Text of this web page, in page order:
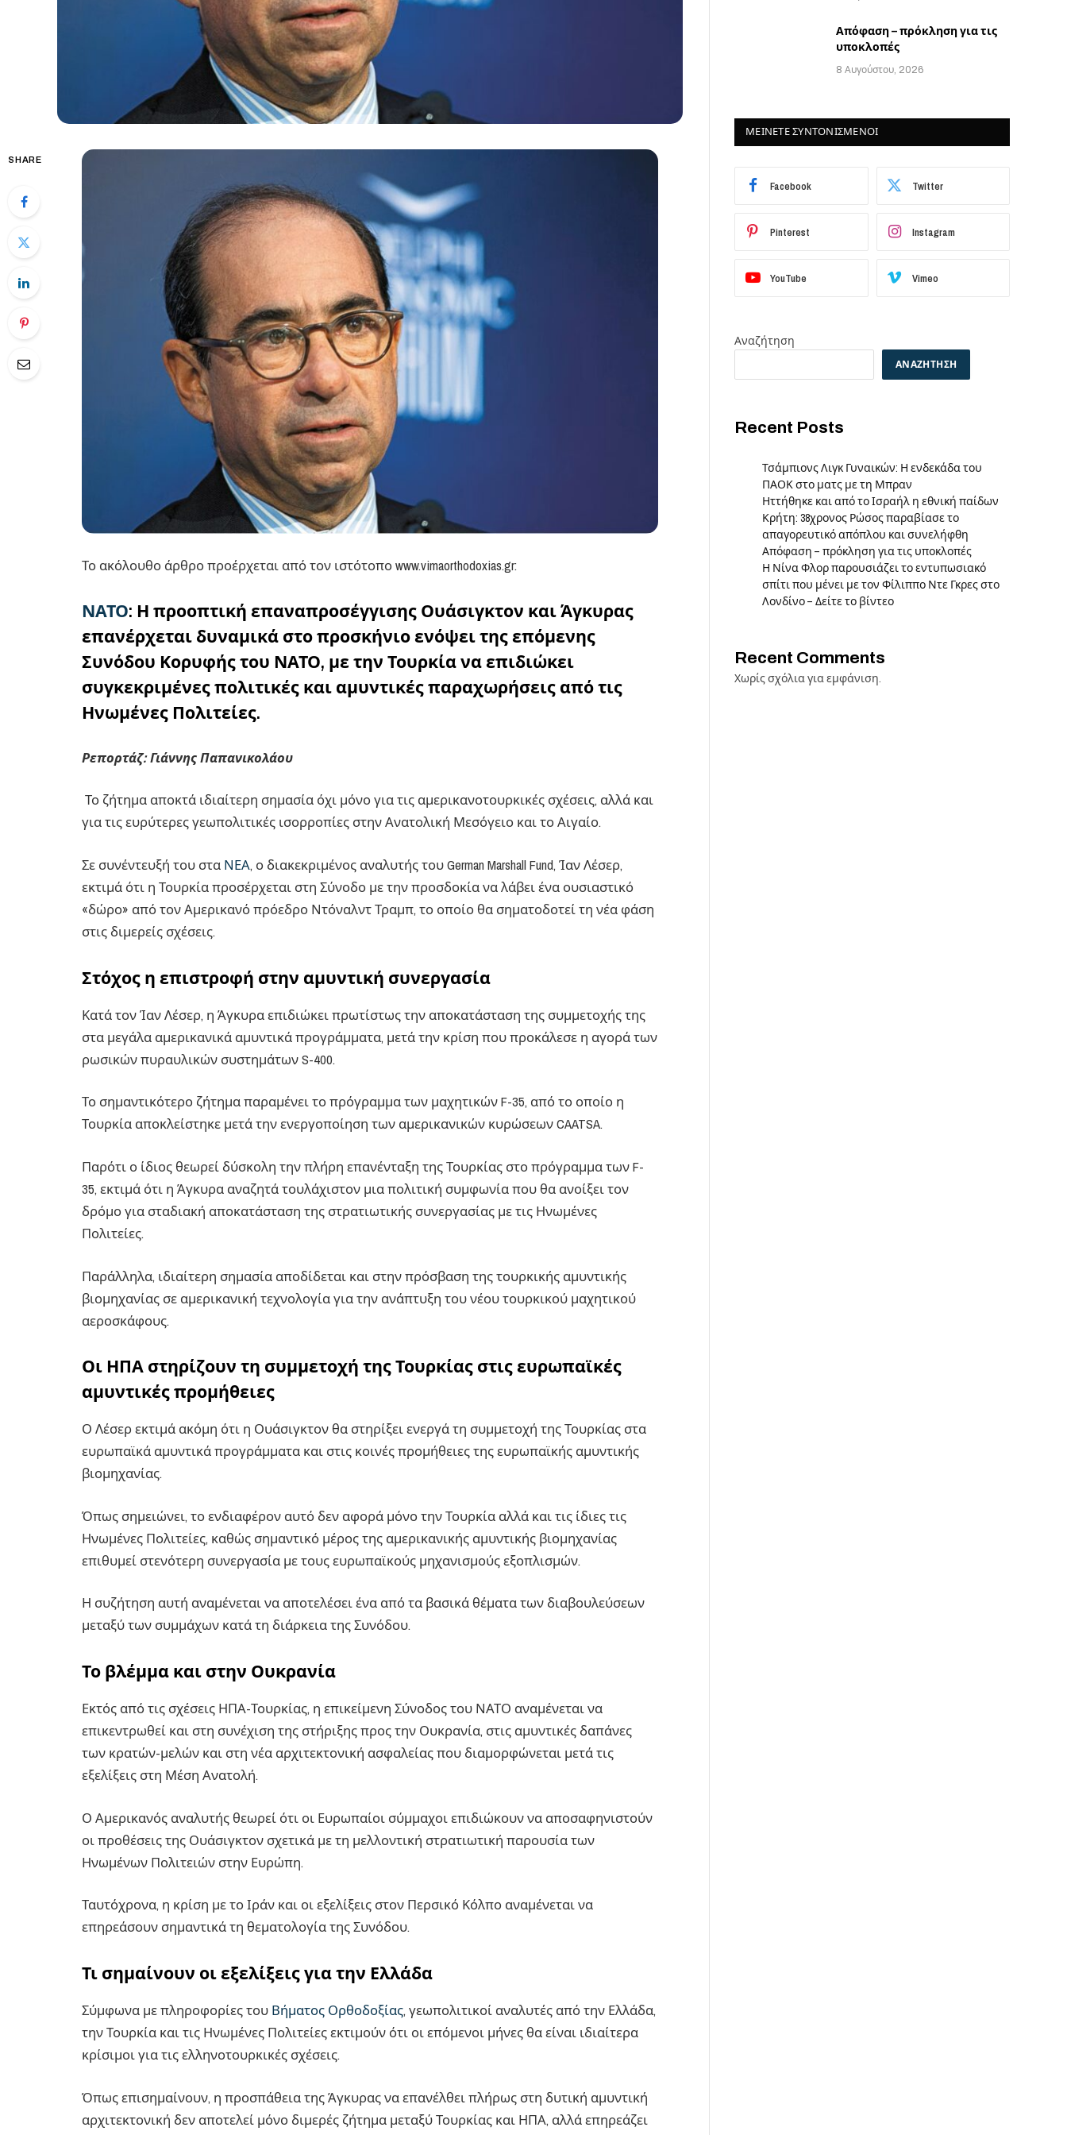
SHARE
Το ακόλουθο άρθρο προέρχεται από τον ιστότοπο www.vimaorthodoxias.gr:
ΝΑΤΟ: Η προοπτική επαναπροσέγγισης Ουάσιγκτον και Άγκυρας
επανέρχεται δυναμικά στο προσκήνιο ενόψει της επόμενης
Συνόδου Κορυφής του ΝΑΤΟ, με την Τουρκία να επιδιώκει
συγκεκριμένες πολιτικές και αμυντικές παραχωρήσεις από τις
Ηνωμένες Πολιτείες.
Ρεπορτάζ: Γιάννης Παπανικολάου
Το ζήτημα αποκτά ιδιαίτερη σημασία όχι μόνο για τις αμερικανοτουρκικές σχέσεις, αλλά και
για τις ευρύτερες γεωπολιτικές ισορροπίες στην Ανατολική Μεσόγειο και το Αιγαίο.
Σε συνέντευξή του στα ΝΕΑ, ο διακεκριμένος αναλυτής του German Marshall Fund, Ίαν Λέσερ,
εκτιμά ότι η Τουρκία προσέρχεται στη Σύνοδο με την προσδοκία να λάβει ένα ουσιαστικό
«δώρο» από τον Αμερικανό πρόεδρο Ντόναλντ Τραμπ, το οποίο θα σηματοδοτεί τη νέα φάση
στις διμερείς σχέσεις.
Στόχος η επιστροφή στην αμυντική συνεργασία
Κατά τον Ίαν Λέσερ, η Άγκυρα επιδιώκει πρωτίστως την αποκατάσταση της συμμετοχής της
στα μεγάλα αμερικανικά αμυντικά προγράμματα, μετά την κρίση που προκάλεσε η αγορά των
ρωσικών πυραυλικών συστημάτων S-400.
Το σημαντικότερο ζήτημα παραμένει το πρόγραμμα των μαχητικών F-35, από το οποίο η
Τουρκία αποκλείστηκε μετά την ενεργοποίηση των αμερικανικών κυρώσεων CAATSA.
Παρότι ο ίδιος θεωρεί δύσκολη την πλήρη επανένταξη της Τουρκίας στο πρόγραμμα των F-
35, εκτιμά ότι η Άγκυρα αναζητά τουλάχιστον μια πολιτική συμφωνία που θα ανοίξει τον
δρόμο για σταδιακή αποκατάσταση της στρατιωτικής συνεργασίας με τις Ηνωμένες
Πολιτείες.
Παράλληλα, ιδιαίτερη σημασία αποδίδεται και στην πρόσβαση της τουρκικής αμυντικής
βιομηχανίας σε αμερικανική τεχνολογία για την ανάπτυξη του νέου τουρκικού μαχητικού
αεροσκάφους.
Οι ΗΠΑ στηρίζουν τη συμμετοχή της Τουρκίας στις ευρωπαϊκές
αμυντικές προμήθειες
Ο Λέσερ εκτιμά ακόμη ότι η Ουάσιγκτον θα στηρίξει ενεργά τη συμμετοχή της Τουρκίας στα
ευρωπαϊκά αμυντικά προγράμματα και στις κοινές προμήθειες της ευρωπαϊκής αμυντικής
βιομηχανίας.
Όπως σημειώνει, το ενδιαφέρον αυτό δεν αφορά μόνο την Τουρκία αλλά και τις ίδιες τις
Ηνωμένες Πολιτείες, καθώς σημαντικό μέρος της αμερικανικής αμυντικής βιομηχανίας
επιθυμεί στενότερη συνεργασία με τους ευρωπαϊκούς μηχανισμούς εξοπλισμών.
Η συζήτηση αυτή αναμένεται να αποτελέσει ένα από τα βασικά θέματα των διαβουλεύσεων
μεταξύ των συμμάχων κατά τη διάρκεια της Συνόδου.
Το βλέμμα και στην Ουκρανία
Εκτός από τις σχέσεις ΗΠΑ-Τουρκίας, η επικείμενη Σύνοδος του ΝΑΤΟ αναμένεται να
επικεντρωθεί και στη συνέχιση της στήριξης προς την Ουκρανία, στις αμυντικές δαπάνες
των κρατών-μελών και στη νέα αρχιτεκτονική ασφαλείας που διαμορφώνεται μετά τις
εξελίξεις στη Μέση Ανατολή.
Ο Αμερικανός αναλυτής θεωρεί ότι οι Ευρωπαίοι σύμμαχοι επιδιώκουν να αποσαφηνιστούν
οι προθέσεις της Ουάσιγκτον σχετικά με τη μελλοντική στρατιωτική παρουσία των
Ηνωμένων Πολιτειών στην Ευρώπη.
Ταυτόχρονα, η κρίση με το Ιράν και οι εξελίξεις στον Περσικό Κόλπο αναμένεται να
επηρεάσουν σημαντικά τη θεματολογία της Συνόδου.
Τι σημαίνουν οι εξελίξεις για την Ελλάδα
Σύμφωνα με πληροφορίες του Βήματος Ορθοδοξίας, γεωπολιτικοί αναλυτές από την Ελλάδα,
την Τουρκία και τις Ηνωμένες Πολιτείες εκτιμούν ότι οι επόμενοι μήνες θα είναι ιδιαίτερα
κρίσιμοι για τις ελληνοτουρκικές σχέσεις.
Όπως επισημαίνουν, η προσπάθεια της Άγκυρας να επανέλθει πλήρως στη δυτική αμυντική
αρχιτεκτονική δεν αποτελεί μόνο διμερές ζήτημα μεταξύ Τουρκίας και ΗΠΑ, αλλά επηρεάζει
Απόφαση – πρόκληση για τις
υποκλοπές
8 Αυγούστου, 2026
ΜΕΙΝΕΤΕ ΣΥΝΤΟΝΙΣΜΕΝΟΙ
Facebook Twitter
Pinterest Instagram
YouTube Vimeo
Αναζήτηση
ΑΝΑΖΉΤΗΣΗ
Recent Posts
Τσάμπιονς Λιγκ Γυναικών: Η ενδεκάδα του
ΠΑΟΚ στο ματς με τη Μπραν
Ηττήθηκε και από το Ισραήλ η εθνική παίδων
Κρήτη: 38χρονος Ρώσος παραβίασε το
απαγορευτικό απόπλου και συνελήφθη
Απόφαση – πρόκληση για τις υποκλοπές
Η Νίνα Φλορ παρουσιάζει το εντυπωσιακό
σπίτι που μένει με τον Φίλιππο Ντε Γκρες στο
Λονδίνο – Δείτε το βίντεο
Recent Comments
Χωρίς σχόλια για εμφάνιση.